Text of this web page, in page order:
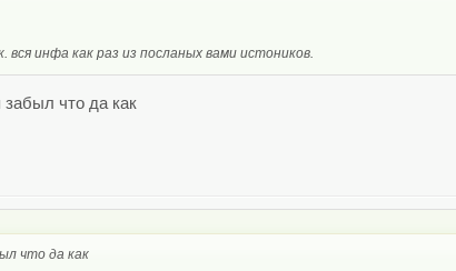
инфа как раз из посланых вами истоников.
забыл что да как
что да как